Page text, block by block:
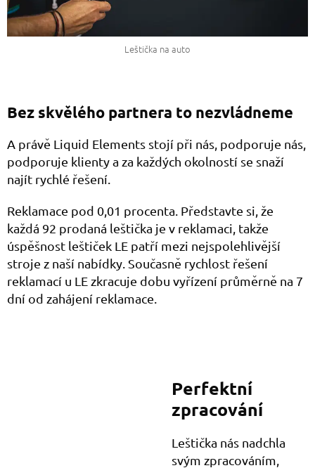
Leštička na auto
Bez skvělého partnera to nezvládneme
A právě Liquid Elements stojí při nás, podporuje nás,
podporuje klienty a za každých okolností se snaží
najít rychlé řešení.
Reklamace pod 0,01 procenta. Představte si, že
každá 92 prodaná leštička je v reklamaci, takže
úspěšnost leštiček LE patří mezi nejspolehlivější
stroje z naší nabídky. Současně rychlost řešení
reklamací u LE zkracuje dobu vyřízení průměrně na 7
dní od zahájení reklamace.
Perfektní
zpracování
Leštička nás nadchla
svým zpracováním,